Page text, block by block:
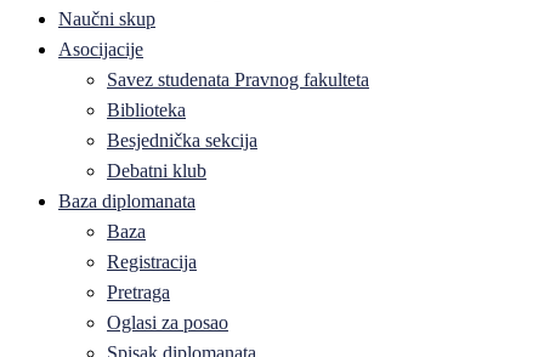
Naučni skup
Asocijacije
Savez studenata Pravnog fakulteta
Biblioteka
Besjednička sekcija
Debatni klub
Baza diplomanata
Baza
Registracija
Pretraga
Oglasi za posao
Spisak diplomanata